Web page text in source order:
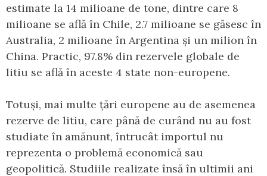
estimate la 14 milioane de tone, dintre care 8
milioane se află în Chile, 2.7 milioane se găsesc în
Australia, 2 milioane în Argentina și un milion în
China. Practic, 97.8% din rezervele globale de
litiu se află în aceste 4 state non-europene.
Totuși, mai multe țări europene au de asemenea
rezerve de litiu, care până de curând nu au fost
studiate în amănunt, întrucât importul nu
reprezenta o problemă economică sau
geopolitică. Studiile realizate însă în ultimii ani